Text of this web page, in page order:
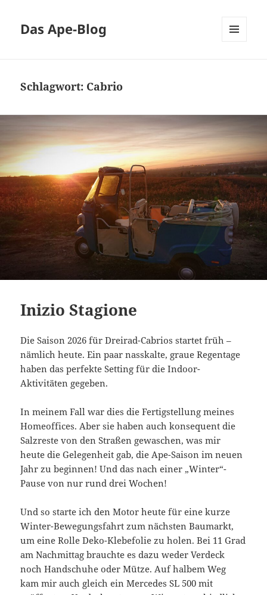
Das Ape-Blog
Schlagwort: Cabrio
Inizio Stagione
Die Saison 2026 für Dreirad-Cabrios startet früh –
nämlich heute. Ein paar nasskalte, graue Regentage
haben das perfekte Setting für die Indoor-
Aktivitäten gegeben.
In meinem Fall war dies die Fertigstellung meines
Homeoffices. Aber sie haben auch konsequent die
Salzreste von den Straßen gewaschen, was mir
heute die Gelegenheit gab, die Ape-Saison im neuen
Jahr zu beginnen! Und das nach einer „Winter“-
Pause von nur rund drei Wochen!
Und so starte ich den Motor heute für eine kurze
Winter-Bewegungsfahrt zum nächsten Baumarkt,
um eine Rolle Deko-Klebefolie zu holen. Bei 11 Grad
am Nachmittag brauchte es dazu weder Verdeck
noch Handschuhe oder Mütze. Auf halbem Weg
kam mir auch gleich ein Mercedes SL 500 mit